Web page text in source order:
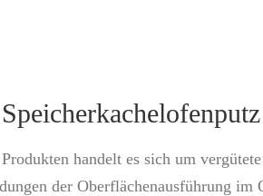
handelt es sich um
der Oberflächenausführung